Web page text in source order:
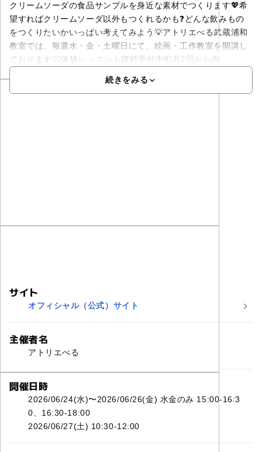
クリームソーダの食品サンプルを身近な素材でつくります💖希
望すればクリームソーダ以外もつくれるかも❓どんな飲みもの
をつくりたいかいっぱい考えてみよう💡アトリエべる武蔵浦和
教室では、毎週水・金・土曜日にて、絵画・工作教室を開講し
ております💁‍♀️体験レッスンも随時受付中📮月2回から内
続きをみる
サイト
オフィシャル（公式）サイト
主催者名
アトリエべる
開催日時
2026/06/24(水)〜2026/06/26(金) 水金のみ 15:00-16:3
0、16:30-18:00
2026/06/27(土) 10:30-12:00